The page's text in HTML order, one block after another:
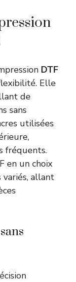
DTF
Elle
de
sans
utilisées
fréquents.
en un choix
allant